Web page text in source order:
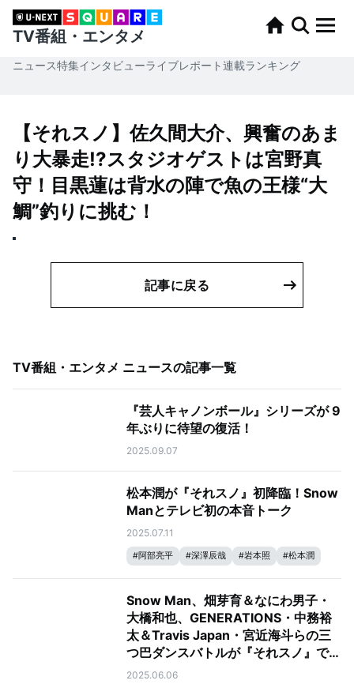
TV番組・エンタメ
ニュース特集インタビューライブレポート連載ランキング
【それスノ】佐久間大介、興奮のあま
り大暴走!?スタジオゲストは宮野真
守！目黒蓮は背水の陣で魚の王様“大
鯛”釣りに挑む！
記事に戻る
TV番組・エンタメ ニュースの記事一覧
『芸人キャノンボール』シリーズが 9
年ぶりに待望の復活！
2025.09.07
松本潤が『それスノ』初降臨！Snow
Manとテレビ初の本音トーク
2025.07.11
#阿部亮平 #深澤辰哉 #岩本照 #松本潤
佐久間大介 Snow Man #それスノ
#それSnow Manにやらせて下さい #渡辺翔太
Snow Man、畑芽育＆なにわ男子・
大橋和也、GENERATIONS・中務裕
太＆Travis Japan・宮近海斗らの三
つ巴ダンスバトルが『それスノ』で開
幕！
2025.06.06